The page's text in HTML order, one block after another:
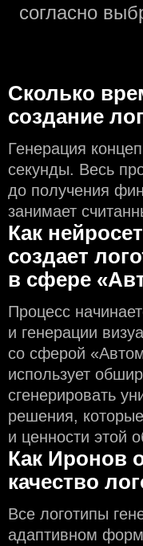
согласно
Сколько
создание
Генерация
секунды. Весь
до получения
занимает
Как
создаeт
в сфере
Процесс
и генерации
со сферой
использует
сгенерировать
решения,
и ценности этой
Как Иронов
качество
Все логотипы
адаптивном